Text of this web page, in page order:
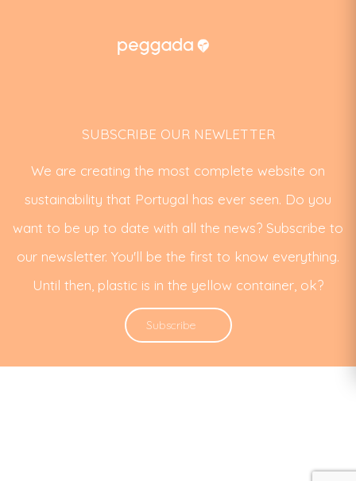
SUBSCRIBE OUR NEWLETTER
We are creating the most complete website on
sustainability that Portugal has ever seen. Do you
want to be up to date with all the news? Subscribe to
our newsletter. You'll be the first to know everything.
Until then, plastic is in the yellow container, ok?
Subscribe